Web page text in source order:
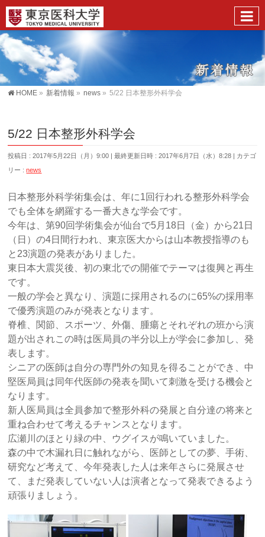
HOME » 新着情報 » news » 5/22 日本整形外科学会
5/22 日本整形外科学会
投稿日 : 2017年5月22日（月）9:00 最終更新日時 : 2017年6月7日（水）8:28
カテゴ
リー :news
日本整形外科学術集会は、年に1回行われる整形外科学会
でも全体を網羅する一番大きな学会です。
今年は、第90回学術集会が仙台で5月18日（金）から21日
（日）の4日間行われ、東京医大からは山本教授指導のも
と23演題の発表がありました。
東日本大震災後、初の東北での開催でテーマは復興と再生
です。
一般の学会と異なり、演題に採用されるのに65%の採用率
で優秀演題のみが発表となります。
脊椎、関節、スポーツ、外傷、腫瘍とそれぞれの班から演
題が出されこの時は医局員の半分以上が学会に参加し、発
表します。
シニアの医師は自分の専門外の知見を得ることができ、中
堅医局員は同年代医師の発表を聞いて刺激を受ける機会と
なります。
新人医局員は全員参加で整形外科の発展と自分達の将来と
重ね合わせて考えるチャンスとなります。
広瀬川のほとり緑の中、ウグイスが鳴いていました。
森の中で木漏れ日に触れながら、医師としての夢、手術、
研究など考えて、今年発表した人は来年さらに発展させ
て、まだ発表していない人は演者となって発表できるよう
頑張りましょう。